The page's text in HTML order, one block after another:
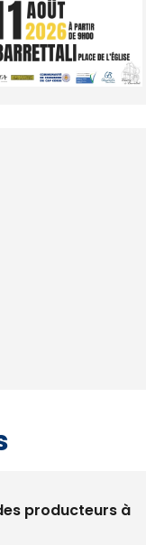
producteurs à